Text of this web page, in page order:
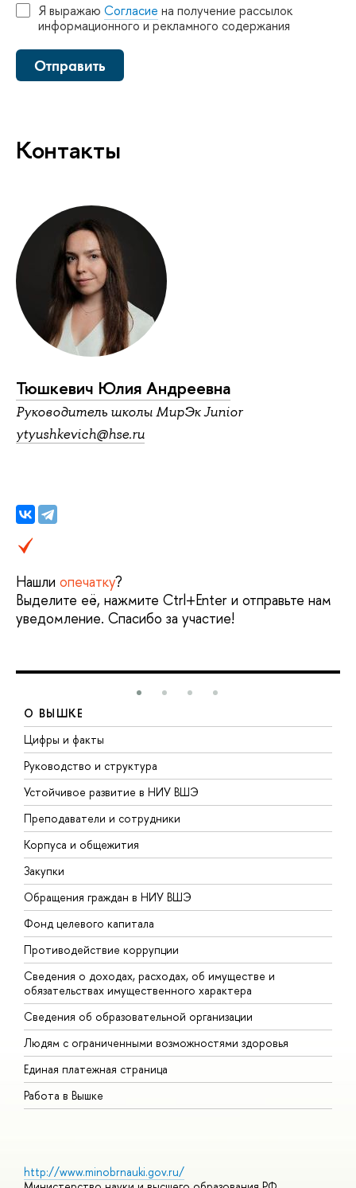
Я выражаю Согласие на получение рассылок
информационного и рекламного содержания
Отправить
Контакты
Тюшкевич Юлия Андреевна
Руководитель школы МирЭк Junior
ytyushkevich@hse.ru
Нашли опечатку?
ыделите её, нажмите Ctrl+Enter и отправьте нам
уведомление. Спасибо за участие!
О ВЫШКЕ
Цифры и факты
Руководство и структура
Устойчивое развитие в НИУ ВШЭ
Преподаватели и сотрудники
Корпуса и общежития
Закупки
Обращения граждан в НИУ ВШЭ
Фонд целевого капитала
Противодействие коррупции
Сведения о доходах, расходах, об имуществе и
обязательствах имущественного характера
Сведения об образовательной организации
Людям с ограниченными возможностями здоровья
Единая платежная страница
Работа в Вышке
http://www.minobrnauki.gov.ru/